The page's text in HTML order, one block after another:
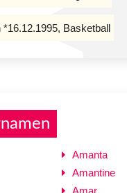
Basketball
Amanta
Amantine
Amar